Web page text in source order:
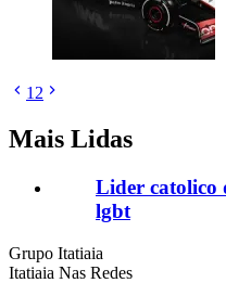
1 2
Mais Lidas
Lider catolico
lgbt
Grupo Itatiaia
Itatiaia Nas Redes